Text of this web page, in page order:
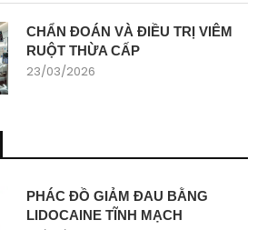
CHẨN ĐOÁN VÀ ĐIỀU TRỊ VIÊM
RUỘT THỪA CẤP
23/03/2026
PHÁC ĐỒ GIẢM ĐAU BẰNG
LIDOCAINE TĨNH MẠCH